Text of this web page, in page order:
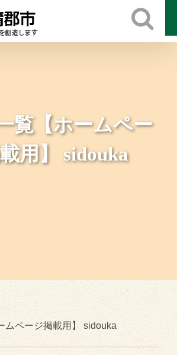
覧【ホームペー
用】 sidouka
ムページ掲載用】 sidouka